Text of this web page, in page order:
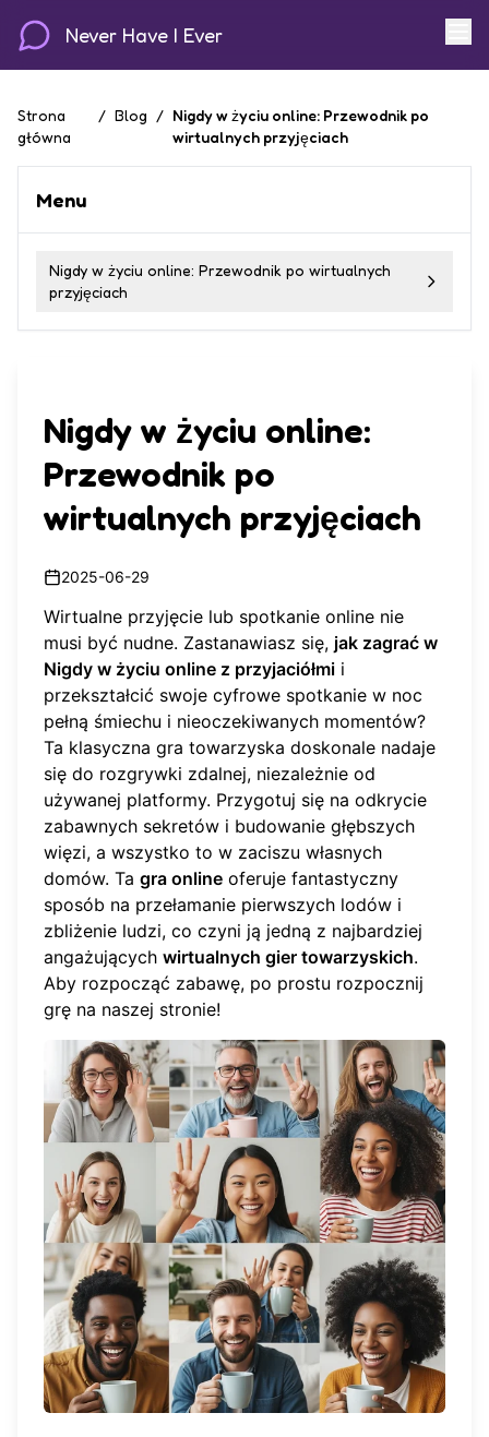
Never Have I Ever
Strona
główna
/ Blog / Nigdy w życiu online: Przewodnik po
wirtualnych przyjęciach
Menu
Nigdy w życiu online: Przewodnik po wirtualnych
przyjęciach
Nigdy w życiu online:
Przewodnik po
wirtualnych przyjęciach
2025-06-29
Wirtualne przyjęcie lub spotkanie online nie
musi być nudne. Zastanawiasz się, jak zagrać w
Nigdy w życiu online z przyjaciółmi i
przekształcić swoje cyfrowe spotkanie w noc
pełną śmiechu i nieoczekiwanych momentów?
Ta klasyczna gra towarzyska doskonale nadaje
się do rozgrywki zdalnej, niezależnie od
używanej platformy. Przygotuj się na odkrycie
zabawnych sekretów i budowanie głębszych
więzi, a wszystko to w zaciszu własnych
domów. Ta gra online oferuje fantastyczny
sposób na przełamanie pierwszych lodów i
zbliżenie ludzi, co czyni ją jedną z najbardziej
angażujących wirtualnych gier towarzyskich.
Aby rozpocząć zabawę, po prostu rozpocznij
grę na naszej stronie!